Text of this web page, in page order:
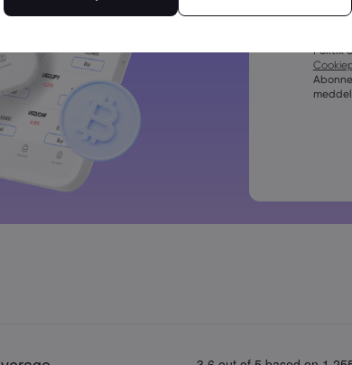
bogstav
()_-
Ved
Politik